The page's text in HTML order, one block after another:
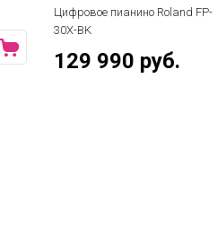
Цифровое пианино Casio Privia
PX-S1100WE
69 990 руб.